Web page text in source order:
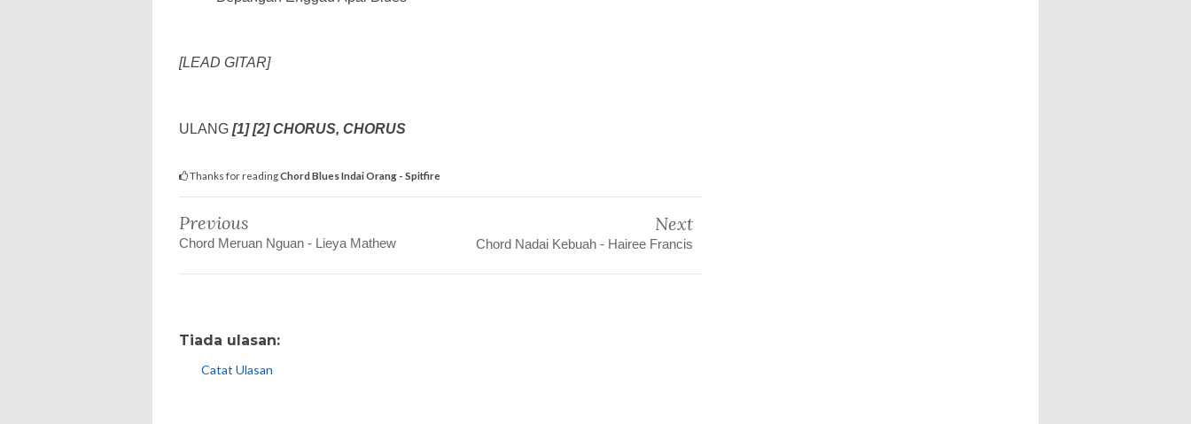
[LEAD GITAR]
ULANG [1] [2] CHORUS, CHORUS
Thanks for readingChord Blues Indai Orang - Spitfire
Previous
Chord Meruan Nguan - Lieya Mathew
Next
Chord Nadai Kebuah - Hairee Francis
Tiada ulasan:
Catat Ulasan